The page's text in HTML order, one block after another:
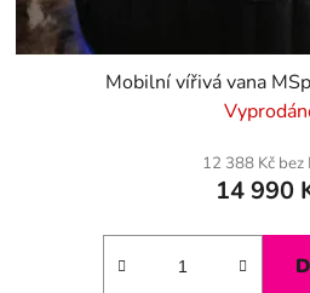
Mobilní vířivá vana
12 388 Kč bez
14 990